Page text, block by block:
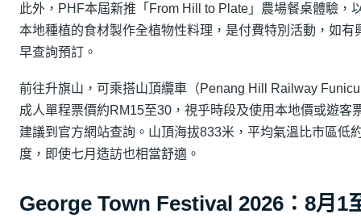
此外，PHF本屆新推「From Hill to Plate」農場餐桌體驗，
本地種植的食材製作全植物性料理，是付費特別活動，如有
早查詢預訂。
前往升旗山，可乘搭山頂纜車（Penang Hill Railway
成人單程票價約RM15至30，視乎時段及使用本地價或遊客
建議到官方網站查詢。山頂海拔833米，平均氣溫比市區低
度，即使七月造訪也相當舒適。
George Town Festival 2026：8月1